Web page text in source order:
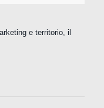
e territorio, il